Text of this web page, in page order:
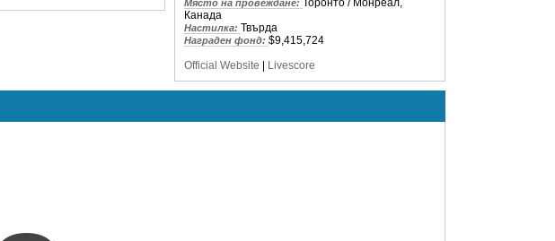
Място на провеждане: Торонто / Монреал,
Канада
Настилка: Твърда
Награден фонд: $9,415,724
Official Website
Livescore